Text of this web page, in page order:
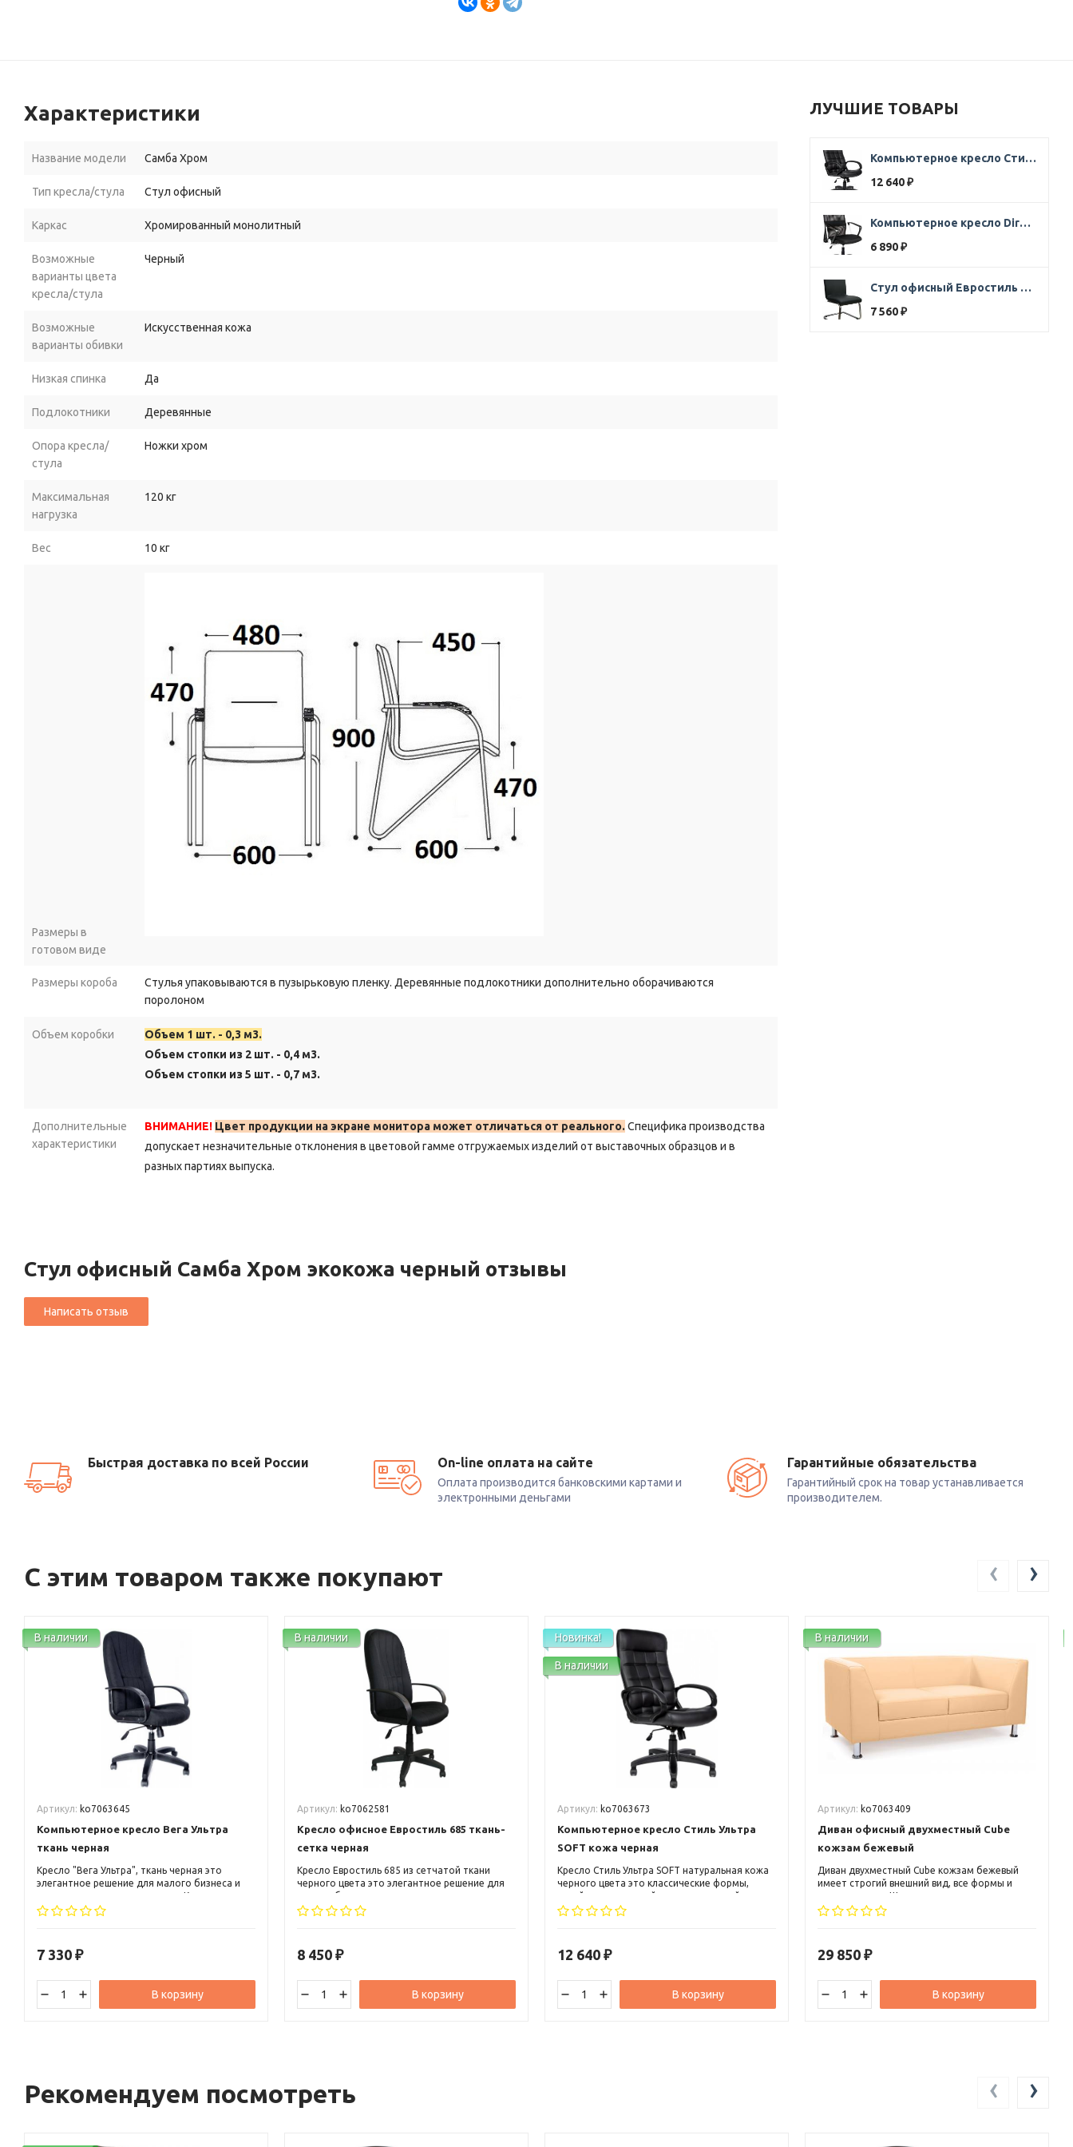
ЛУЧШИЕ ТОВАРЫ
Компьютерное кресло Стиль Ультра SOFT кожа черная
12 640 ₽
Компьютерное кресло Direct ткань черная
6 890 ₽
Стул офисный Евростиль 250 (стул сбербанк) кожзам черный
7 560 ₽
Характеристики
Название модели Самба Хром
Тип кресла/стула Стул офисный
Каркас Хромированный монолитный
Возможные
варианты цвета
кресла/стула
Черный
Возможные
варианты обивки
Искусственная кожа
Низкая спинка Да
Подлокотники Деревянные
Опора кресла/
стула
Ножки хром
Максимальная
нагрузка
120 кг
Вес 10 кг
Размеры в
готовом виде
Размеры короба
Стулья упаковываются в пузырьковую пленку. Деревянные подлокотники дополнительно оборачиваются
поролоном
Объем коробки
Объем 1 шт. - 0,3 м3.
Объем стопки из 2 шт. - 0,4 м3.
Объем стопки из 5 шт. - 0,7 м3.
Дополнительные
характеристики
ВНИМАНИЕ! Цвет продукции на экране монитора может отличаться от реального. Специфика производства
допускает незначительные отклонения в цветовой гамме отгружаемых изделий от выставочных образцов и в
разных партиях выпуска.
Стул офисный Самба Хром экокожа черный отзывы
Быстрая доставка по всей России On-line оплата на сайте
Оплата производится банковскими картами и
электронными деньгами
Гарантийные обязательства
Гарантийный срок на товар устанавливается
производителем.
С этим товаром также покупают
В наличии
Артикул: ko7063645
Компьютерное кресло Вега Ультра
ткань черная
Кресло "Вега Ультра", ткань черная это
элегантное решение для малого бизнеса и
руководителя среднего звена. Кресло может
вписаться, как в классический, так и в
7 330 ₽
В корзину
В наличии
Артикул: ko7062581
Кресло офисное Евростиль 685 ткань-
сетка черная
Кресло Евростиль 685 из сетчатой ткани
черного цвета это элегантное решение для
малого бизнеса и руководителя среднего
звена. Кресло может вписаться, как в
8 450 ₽
В корзину
Новинка!
В наличии
Артикул: ko7063673
Компьютерное кресло Стиль Ультра
SOFT кожа черная
Кресло Стиль Ультра SOFT натуральная кожа
черного цвета это классические формы,
яркий, оригинальный и запоминающийся
дизайн, высокая спинка с небольшим
12 640 ₽
В корзину
В наличии
Артикул: ko7063409
Диван офисный двухместный Cube
кожзам бежевый
Диван двухместный Cube кожзам бежевый
имеет строгий внешний вид, все формы и
линии прямые. Ширина дивана позволяет в
нем легко разместиться двоим людям.
людям любой комплекции.
29 850 ₽
В корзину
‹ ›
Рекомендуем посмотреть ‹ ›